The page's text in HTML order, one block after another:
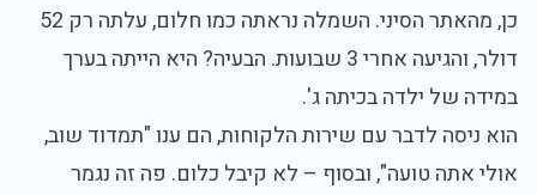
כן, מהאתר הסיני. השמלה נראתה כמו חלום, עלתה רק 52
דולר, והגיעה אחרי 3 שבועות. הבעיה? היא הייתה בערך
במידה של ילדה בכיתה ג'.
הוא ניסה לדבר עם שירות הלקוחות, הם ענו "תמדוד שוב,
אולי אתה טועה", ובסוף – לא קיבל כלום. פה זה נגמר